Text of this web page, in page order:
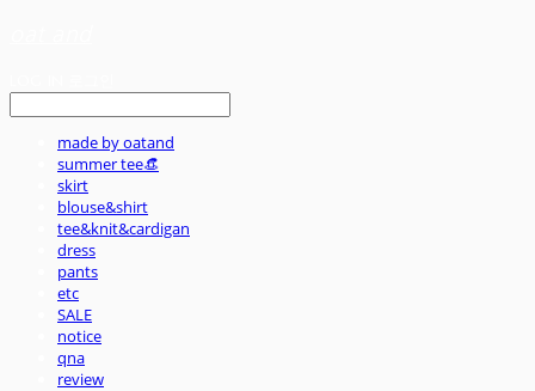
made by oatand
summer tee👒
skirt
blouse&shirt
tee&knit&cardigan
dress
pants
etc
SALE
notice
qna
review